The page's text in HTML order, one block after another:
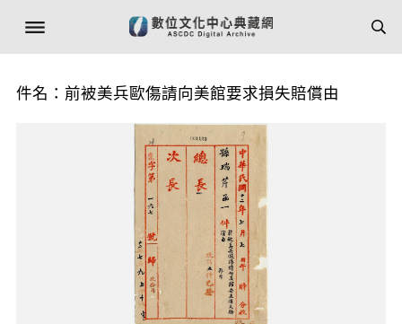
件名：前被美兵歐傷請向美館要求損失賠償由